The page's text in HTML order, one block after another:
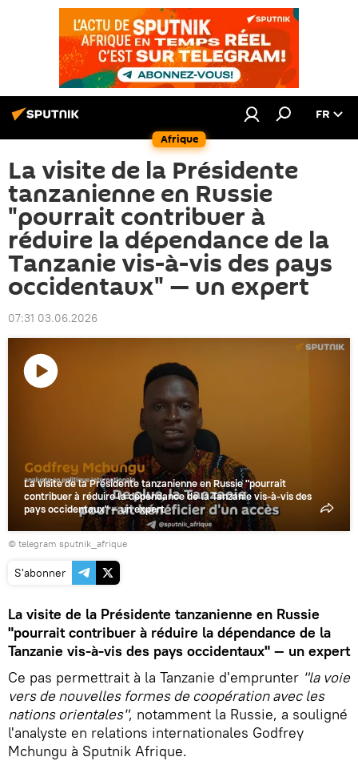
Afrique
FR
La visite de la Présidente
tanzanienne en Russie
"pourrait contribuer à
réduire la dépendance de la
Tanzanie vis-à-vis des pays
occidentaux" — un expert
07:31 03.06.2026
La visite de la Présidente tanzanienne en Russie "pourrait
contribuer à réduire la dépendance de la Tanzanie vis-à-vis des
pays occidentaux" — un expert
© telegram sputnik_afrique
S'abonner
La visite de la Présidente tanzanienne en Russie
"pourrait contribuer à réduire la dépendance de la
Tanzanie vis-à-vis des pays occidentaux" — un expert
Ce pas permettrait à la Tanzanie d'emprunter "la voie
vers de nouvelles formes de coopération avec les
nations orientales", notamment la Russie, a souligné
l'analyste en relations internationales Godfrey
Mchungu à Sputnik Afrique.